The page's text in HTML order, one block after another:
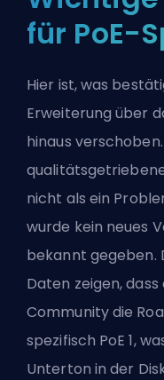
für PoE-
Hier ist, was
Erweiterung über
hinaus
nicht als ein
wurde kein neues
bekannt
Daten zeigen,
Community die
spezifisch PoE 1,
Unterton in der